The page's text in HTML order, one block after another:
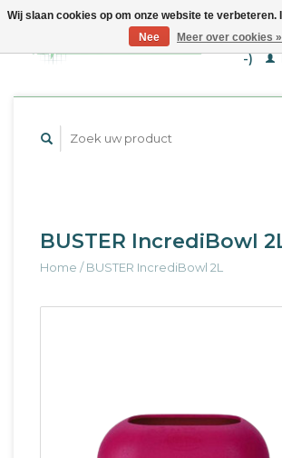
-)
BUSTER IncrediBowl
Home /BUSTER IncrediBowl 2L
Wij slaan cookies op om onze website te verbeteren.
Nee
Meer over cookies »